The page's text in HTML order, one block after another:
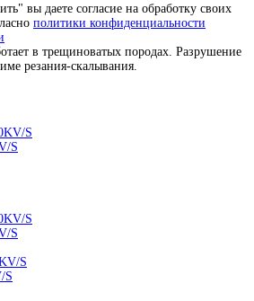
вы даете согласие на обработку своих
политики конфиденциальности
в трещиноватых породах. Разрушение
резания-скалывания.
S
S
S